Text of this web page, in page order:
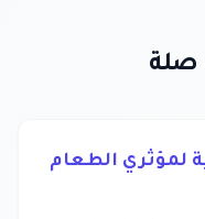
صلة
الطعام